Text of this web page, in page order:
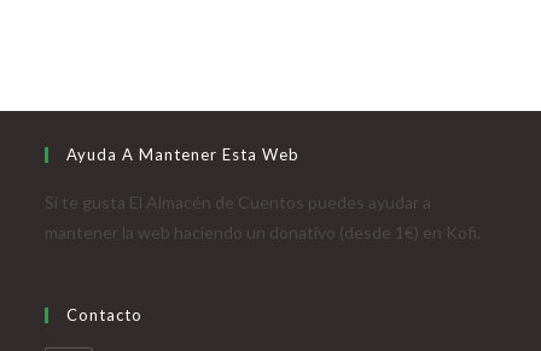
Ayuda A Mantener Esta Web
Si te gusta El Almacén de Cuentos puedes ayudar a
mantener la web haciendo un donativo (desde 1€) en Kofi.
Contacto